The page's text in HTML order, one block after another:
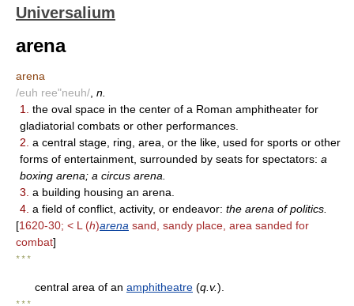
Universalium
arena
arena
/euh ree"neuh/ n.
1.
the oval space in the center of a Roman amphitheater for
gladiatorial combats or other performances.
2. a central stage, ring, area, or the like, used for sports or other
forms of entertainment, surrounded by seats for spectators: a
boxing arena; a circus arena.
3. a building housing an arena.
4. a field of conflict, activity, or endeavor: the arena of politics.
[1620-30; < L (h)arena sand, sandy place, area sanded for
combat]
* * *
central area of an amphitheatre (q.v.).
* * *